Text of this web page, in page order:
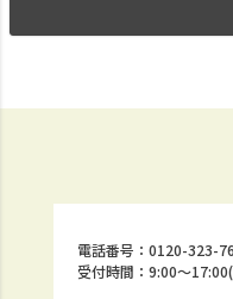
電話番号：0120-323-
受付時間：9:00～